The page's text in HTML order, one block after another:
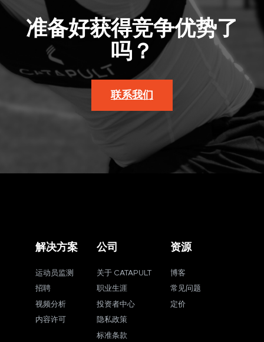
准备好获得竞争优势了
吗？
联系我们
解决方案
运动员监测
招聘
视频分析
内容许可
公司
关于 CATAPULT
职业生涯
投资者中心
隐私政策
标准条款
资源
博客
常见问题
定价